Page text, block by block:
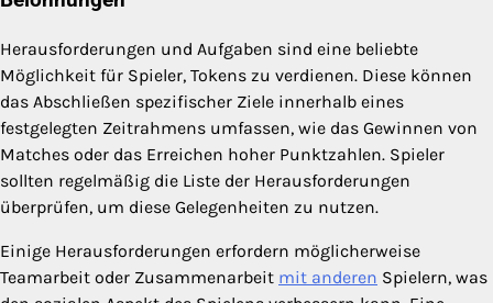
Herausforderungen und Aufgaben sind eine beliebte
Möglichkeit für Spieler, Tokens zu verdienen. Diese können
das Abschließen spezifischer Ziele innerhalb eines
festgelegten Zeitrahmens umfassen, wie das Gewinnen von
Matches oder das Erreichen hoher Punktzahlen. Spieler
sollten regelmäßig die Liste der Herausforderungen
überprüfen, um diese Gelegenheiten zu nutzen.
Einige Herausforderungen erfordern möglicherweise
Teamarbeit oder Zusammenarbeit mit anderen Spielern, was